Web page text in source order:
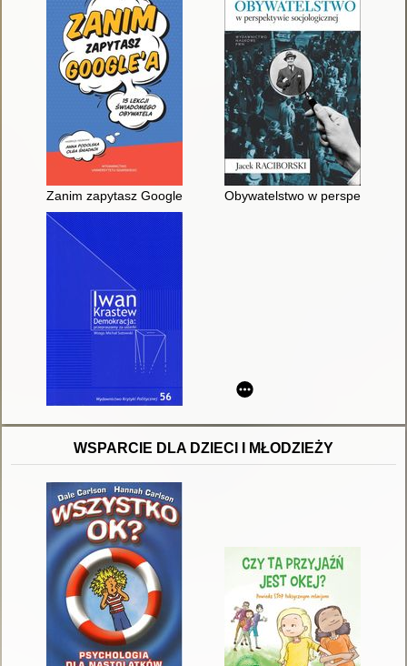
Zanim zapytasz Google'a : 15 lekcji świadomego obywatela
Obywatelstwo w perspektywie
WSPARCIE DLA DZIECI I MŁODZIEŻY